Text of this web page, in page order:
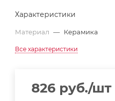
Характеристики
Материал — Керамика
Все характеристики
826 руб./шт